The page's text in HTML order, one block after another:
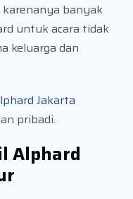
karenanya banyak
untuk acara tidak
keluarga dan
Jakarta
pribadi.
Alphard